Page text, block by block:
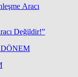
Değildir!”